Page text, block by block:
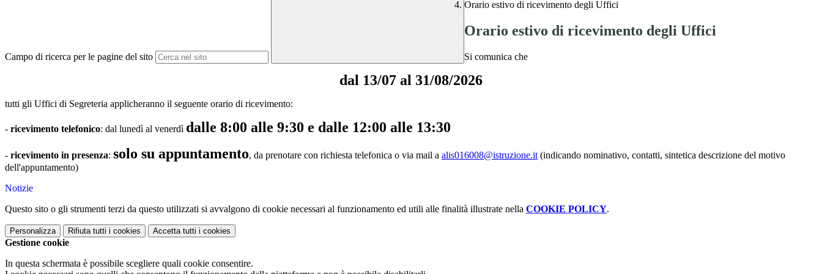
Campo di ricerca per le pagine del sito
Orario estivo di ricevimento degli Uffici
Orario estivo di ricevimento degli Uffici
Si comunica che
dal 13/07 al 31/08/2026
tutti gli Uffici di Segreteria applicheranno il seguente orario di ricevimento:
- ricevimento telefonico: dal lunedì al venerdì dalle 8:00 alle 9:30 e dalle 12:00 alle 13:30
- ricevimento in presenza: solo su appuntamento, da prenotare con richiesta telefonica o via mail a alis016008@istruzione.it (indicando nominativo, contatti, sintetica descrizione del motivo
dell'appuntamento)
Notizie
Questo sito o gli strumenti terzi da questo utilizzati si avvalgono di cookie necessari al funzionamento ed utili alle finalità illustrate nella COOKIE POLICY.
Personalizza Rifiuta tutti i cookies Accetta tutti i cookies
Gestione cookie
In questa schermata è possibile scegliere quali cookie consentire.